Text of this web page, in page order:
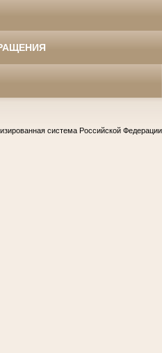
система Российской